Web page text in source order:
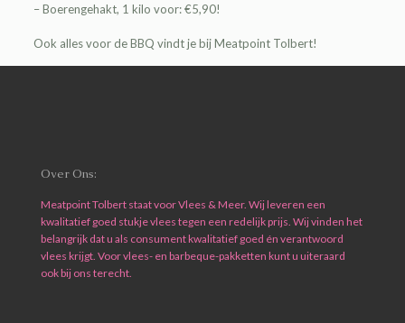
– Boerengehakt, 1 kilo voor: €5,90!
Ook alles voor de BBQ vindt je bijMeatpoint Tolbert!
Over Ons:
Meatpoint Tolbert staat voor Vlees & Meer. Wij leveren een
kwalitatief goed stukje vlees tegen een redelijk prijs. Wij vinden het
belangrijk dat u als consument kwalitatief goed én verantwoord
vlees krijgt. Voor vlees- en barbeque-pakketten kunt u uiteraard
ook bij ons terecht.